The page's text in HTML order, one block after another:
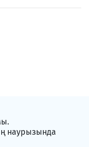
наурызында